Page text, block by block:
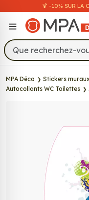
🍹 -10% SUR LA
MPA Déco Stickers
Autocollants WC Toilettes